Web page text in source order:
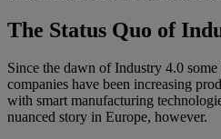
The Status Quo of
Since the dawn of Industry 4.0 some
companies have been increasing
with smart manufacturing
nuanced story in Europe, however.